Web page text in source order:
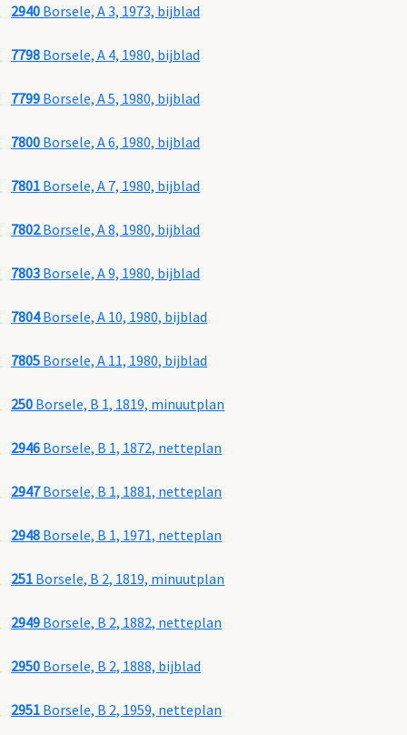
2940 Borsele, A 3, 1973, bijblad
7798 Borsele, A 4, 1980, bijblad
7799 Borsele, A 5, 1980, bijblad
7800 Borsele, A 6, 1980, bijblad
7801 Borsele, A 7, 1980, bijblad
7802Borsele, A 8, 1980, bijblad
7803 Borsele, A 9, 1980, bijblad
7804Borsele, A 10, 1980, bijblad
7805 Borsele, A 11, 1980, bijblad
250 Borsele, B 1, 1819, minuutplan
2946 Borsele, B 1, 1872, netteplan
2947Borsele, B 1, 1881, netteplan
2948 Borsele, B 1, 1971, netteplan
251 Borsele, B 2, 1819, minuutplan
2949 Borsele, B 2, 1882, netteplan
2950 Borsele, B 2, 1888, bijblad
2951 Borsele, B 2, 1959, netteplan